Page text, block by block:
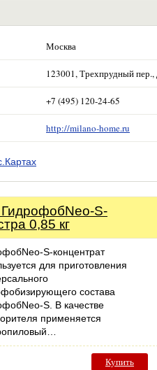
Москва
123001, Трехпрудный пер.,
+7 (495) 120-24-65
http://milano-home.ru
S-
0,85 кг
S-концентрат
для приготовления
состава
S. В качестве
применяется
Купить